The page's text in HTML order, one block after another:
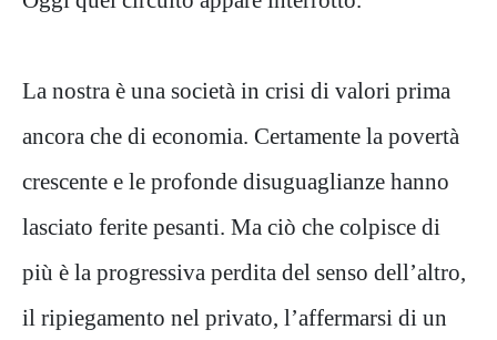
La nostra è una società in crisi di valori prima
ancora che di economia. Certamente la povertà
crescente e le profonde disuguaglianze hanno
lasciato ferite pesanti. Ma ciò che colpisce di
più è la progressiva perdita del senso dell’altro,
il ripiegamento nel privato, l’affermarsi di un